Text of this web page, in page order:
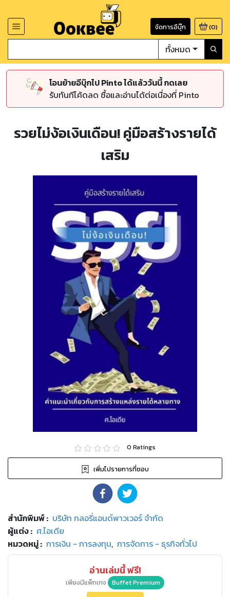
จัดการอีบุ๊ก (0)
ทั้งหมด
โอนย้ายอีบุ๊กไป Pinto ได้แล้ววันนี้ กดเลย
รับทันทีโค้ดลด ซื้อและอ่านได้ต่อเนื่องที่ Pinto
รวยไม่ง้อเงินเดือน! คู่มือสร้างรายได้
เสริม
0 Ratings
เพิ่มไปรายการที่ชอบ
สำนักพิมพ์: บริษัท กลอรี่แอนด์พาวเวอร์ จำกัด
ผู้แต่ง : ศ.ไอเดีย
หมวดหมู่: การเงิน - การลงทุน, การจัดการ - ธุรกิจทั่วไป
อ่านเล่มนี้ ฟรี!
เพียงมีแพ็กเกจ Buffet Premium